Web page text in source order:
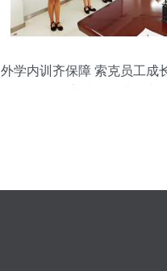
外学内训齐保障 索克员工成